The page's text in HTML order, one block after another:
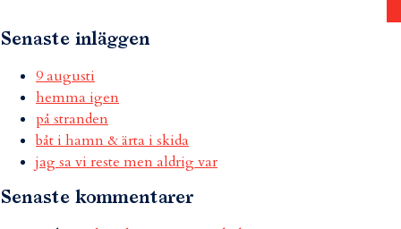
Senaste inläggen
9 augusti
hemma igen
på stranden
båt i hamn & ärta i skida
jag sa vi reste men aldrig var
Senaste kommentarer